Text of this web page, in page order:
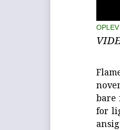
OPLEV
bare
for